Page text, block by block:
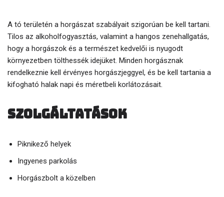
A tó területén a horgászat szabályait szigorúan be kell tartani.
Tilos az alkoholfogyasztás, valamint a hangos zenehallgatás,
hogy a horgászok és a természet kedvelői is nyugodt
környezetben tölthessék idejüket. Minden horgásznak
rendelkeznie kell érvényes horgászjeggyel, és be kell tartania a
kifogható halak napi és méretbeli korlátozásait.
Szolgáltatások
Piknikező helyek
Ingyenes parkolás
Horgászbolt a közelben